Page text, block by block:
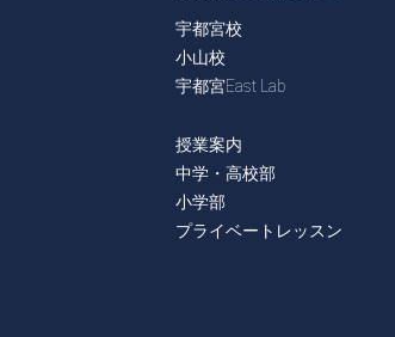
宇都宮校
小山校
宇都宮East Lab
授業案内
中学・高校部
小学部
プライベートレッスン